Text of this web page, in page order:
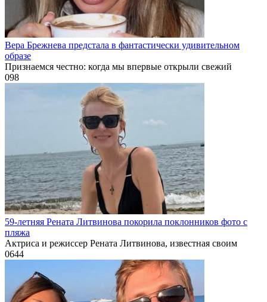
Вера Брежнева предстала в фантастически удивительном
образе
Признаемся честно: когда мы впервые открыли свежий
098
59-летняя Рената Литвинова покорила поклонников фото с
пляжа
Актриса и режиссер Рената Литвинова, известная своим
0644